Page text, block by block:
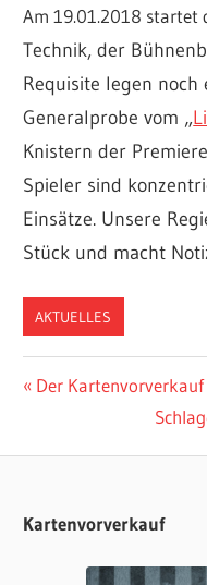
Am 19.01.2018 startet
Technik, der
Requisite legen noch
Generalprobe vom „
Knistern der
Spieler sind
Einsätze. Unsere
Stück und macht
AKTUELLES
Vorheriger
Der
Kartenvorverkauf